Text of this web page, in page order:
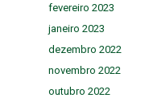
fevereiro 2023
janeiro 2023
dezembro 2022
novembro 2022
outubro 2022